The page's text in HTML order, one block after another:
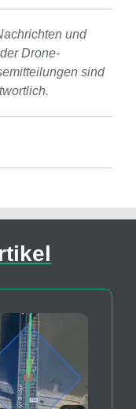
und
Drone-
sind